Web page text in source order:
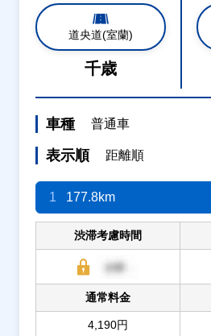
道央道(室蘭)
千歳
車種 普通車
表示順 距離順
1 177.8km
渋滞考慮時間
通常料金
4,190円